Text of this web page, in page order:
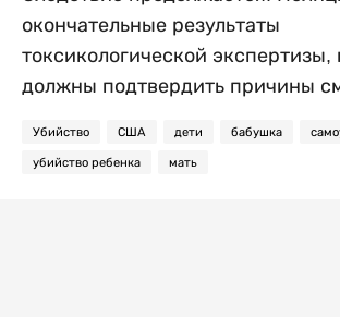
окончательные результаты
токсикологической экспертизы,
должны подтвердить причины
Убийство США дети бабушка
убийство ребенка мать